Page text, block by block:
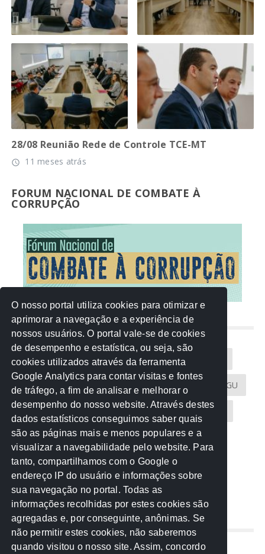
28/08 Reunião Rede de Controle TCE-MT
access_time 11 meses atrás
FORUM NACIONAL DE COMBATE À
CORRUPÇÃO
NUVEM DE TAGS
Acontece na Rede AGU AMM
Atricon Audicom CAU-MT CGU
CREA-MT Eventos MPC-MT MPE-MT
MPF Notícias PF PGE-MT PGR
Receita Federal Sem categoria
TCE-MT TCU TRE
REDE NOS ESTADOS
O nosso portal utiliza cookies para otimizar e
aprimorar a navegação e a experiência de
nossos usuários. O portal vale-se de cookies
de desempenho e estatística, ou seja, são
cookies utilizados através da ferramenta
Google Analytics para contar visitas e fontes
de tráfego, a fim de analisar e melhorar o
desempenho do nosso website. Através destes
dados estatísticos conseguimos saber quais
são as páginas mais e menos populares e a
visualizar a navegabilidade pelo website. Para
tanto, compartilhamos com o Google o
endereço IP do usuário e informações sobre
sua navegação no portal. Todas as
informações recolhidas por estes cookies são
agregadas e, por conseguinte, anônimas. Se
não permitir estes cookies, não saberemos
quando visitou o nosso site. Assim, concordo